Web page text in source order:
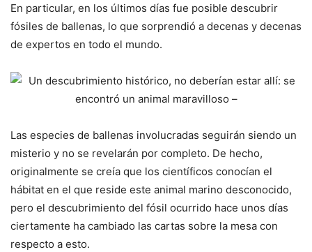
En particular, en los últimos días fue posible descubrir
fósiles de ballenas, lo que sorprendió a decenas y decenas
de expertos en todo el mundo.
Las especies de ballenas involucradas seguirán siendo un
misterio y no se revelarán por completo. De hecho,
originalmente se creía que los científicos conocían el
hábitat en el que reside este animal marino desconocido,
pero el descubrimiento del fósil ocurrido hace unos días
ciertamente ha cambiado las cartas sobre la mesa con
respecto a esto.